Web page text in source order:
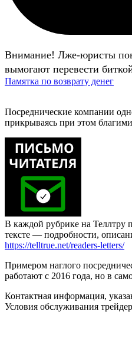
Внимание! Лже-юристы
вымогают перевести
Памятка по возврату денег
Посреднические компании
прикрываясь при этом
В каждой рубрике на Теллтру
тексте — подробности,
https://telltrue.net/readers-letters/
Примером наглого
работают с 2016 года, но в
Контактная информация,
Условия обслуживания